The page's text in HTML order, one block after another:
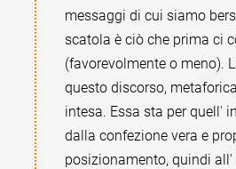
messaggi di cui siamo
scatola è ciò che prima ci
(favorevolmente o meno).
questo discorso,
intesa. Essa sta per quell'
dalla confezione vera e
posizionamento, quindi